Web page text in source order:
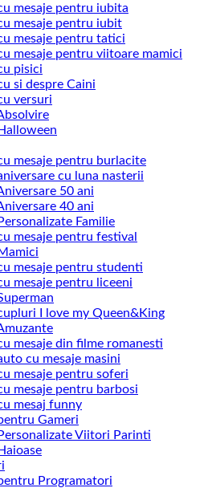
mesaje pentru iubita
mesaje pentru iubit
mesaje pentru tatici
mesaje pentru viitoare mamici
pisici
si despre Caini
versuri
mesaje pentru burlacite
cu luna nasterii
50 ani
40 ani
Familie
mesaje pentru festival
mesaje pentru studenti
mesaje pentru liceeni
I love my Queen&King
mesaje din filme romanesti
cu mesaje masini
mesaje pentru soferi
mesaje pentru barbosi
mesaj funny
Gameri
Viitori Parinti
Programatori